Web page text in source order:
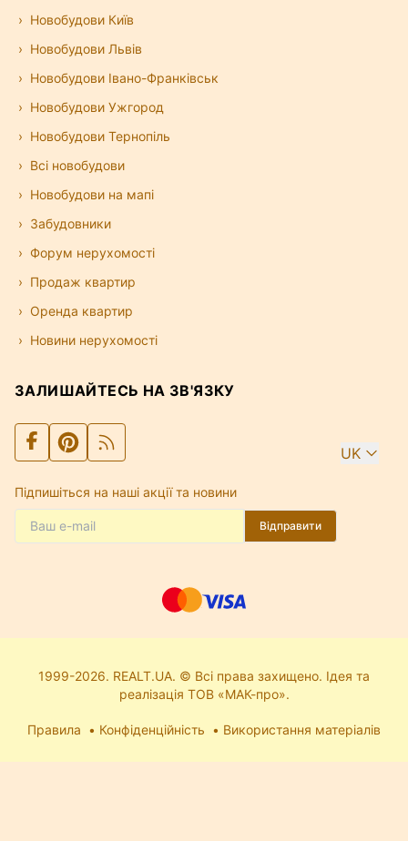
Новобудови Київ
Новобудови Львів
Новобудови Івано-Франківськ
Новобудови Ужгород
Новобудови Тернопіль
Всі новобудови
Новобудови на мапі
Забудовники
Форум нерухомості
Продаж квартир
Оренда квартир
Новини нерухомості
ЗАЛИШАЙТЕСЬ НА ЗВ'ЯЗКУ
UK
Підпишіться на наші акції та новини
Відправити
1999-2026. REALT.UA. © Всі права захищено. Ідея та
реалізація ТОВ «МАК-про».
Правила Конфіденційність Використання матеріалів